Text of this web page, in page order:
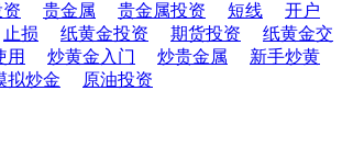
贵金属 贵金属投资 短线
开户
止损 纸黄金投资 期货投资
纸黄金交
用 炒黄金入门 炒贵金属
新手炒黄
拟炒金 原油投资